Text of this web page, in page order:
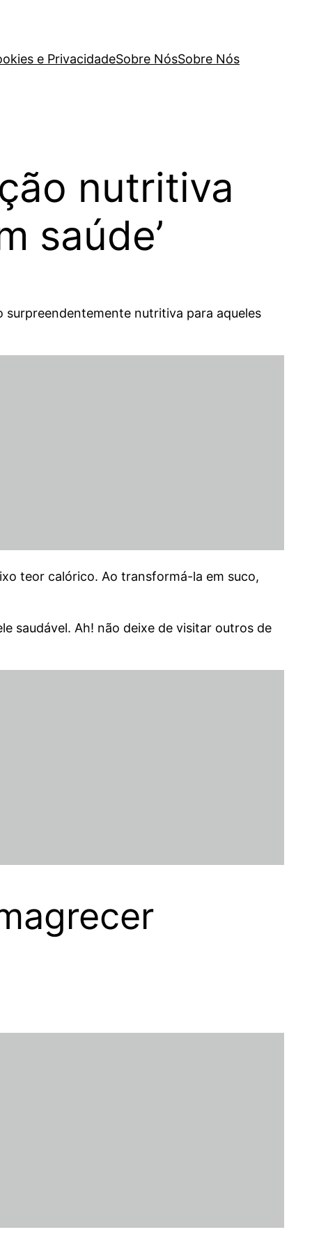
e PrivacidadeSobre NósSobre Nós
nutritiva
saúde’
surpreendentemente nutritiva para aqueles
teor calórico. Ao transformá-la em suco,
saudável. Ah! não deixe de visitar outros de